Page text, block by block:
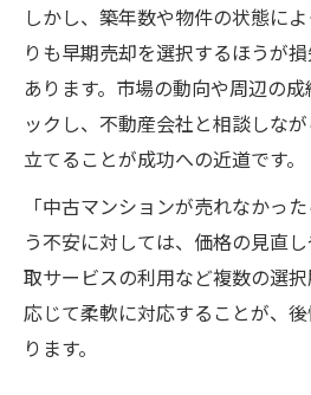
しかし、築年数や物件の状態に
りも早期売却を選択するほうが
あります。市場の動向や周辺の
ックし、不動産会社と相談しな
立てることが成功への近道です。
「中古マンションが売れなかっ
う不安に対しては、価格の見直
取サービスの利用など複数の選
応じて柔軟に対応することが、
ります。